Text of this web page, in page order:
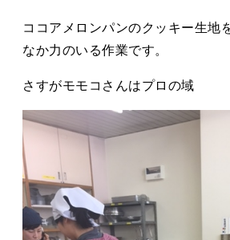
ココアメロンパンのクッキー生地
なか力のいる作業です。
さすがモモコさんはプロの域